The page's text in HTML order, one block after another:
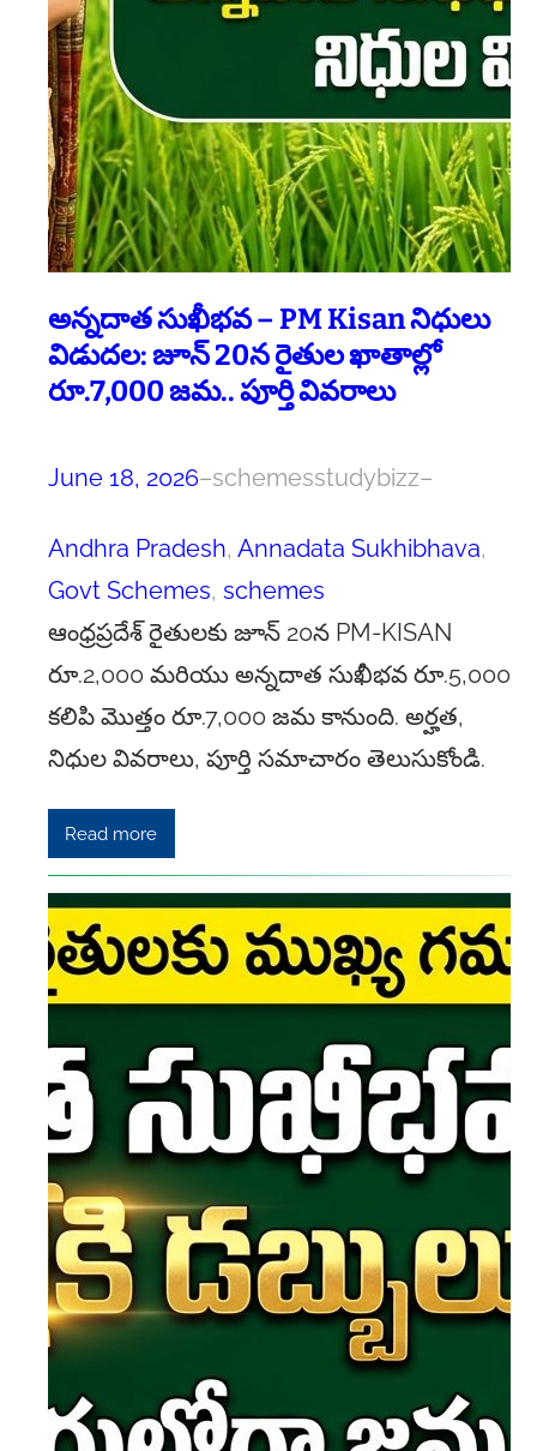
అన్నదాత సుఖీభవ – PM Kisan నిధులు
విడుదల: జూన్ 20న రైతుల ఖాతాల్లో
రూ.7,000 జమ.. పూర్తి వివరాలు
June 18, 2026–schemesstudybizz–
Andhra Pradesh, Annadata Sukhibhava
Govt Schemes, schemes
ఆంధ్రప్రదేశ్ రైతులకు జూన్ 20న PM-KISAN
రూ.2,000 మరియు అన్నదాత సుఖీభవ రూ.5,000
కలిపి మొత్తం రూ.7,000 జమ కానుంది. అర్హత,
నిధుల వివరాలు, పూర్తి సమాచారం తెలుసుకోండి.
Read more